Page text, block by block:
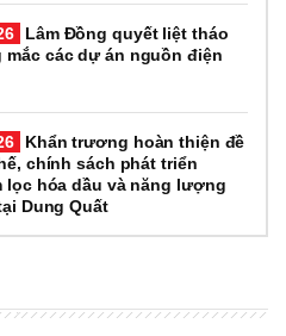
Lâm Đồng quyết liệt tháo
các dự án nguồn điện
Khẩn trương hoàn thiện đề
chính sách phát triển
lọc hóa dầu và năng lượng
Dung Quất